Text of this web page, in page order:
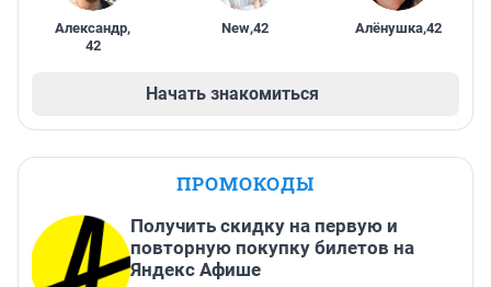
Александр,
42
New,42 Алёнушка,42
Начать знакомиться
ПРОМОКОДЫ
Получить скидку на первую и
повторную покупку билетов на
Яндекс Афише